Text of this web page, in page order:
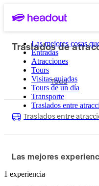
Las mejores cosas
Entradas
Atracciones
Tours
Visitas guiadas
Tours de un día
Transporte
Traslados entre
Traslados de
Todo
Traslados entre
Las mejores
1 experiencia